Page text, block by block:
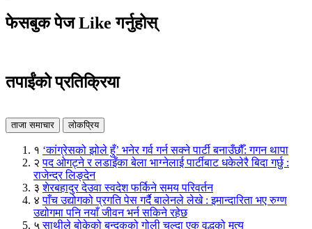
फेसबुक पेज Like गर्नुहोस्
तपाईंको प्रतिक्रिया
ताजा समाचार लोकप्रिय
१ ‘कांग्रेसको झोले हुँ’ भनेर गर्व गर्न सक्ने पार्टी बनाउँछौँ: गगन थापा
२ पद ओगट्ने र लडाइँका बेला भाग्नेलाई पार्टीबाट धकेलेरै बिदा गर्छु :
राजेन्द्र लिङ्देन
३ शेरबहादुर देउवा स्वदेश फर्किने समय परिवर्तन
४ पाँच उद्योगको प्रगति पेस गर्दै बालेनले लेखे : इमान्दारिता भए रुग्ण
उद्योगमा पनि नयाँ जीवन भर्न सकिने रहेछ
५ साथीले बोकेको बन्दुकको गोली चल्दा एक वृद्धको मृत्यु